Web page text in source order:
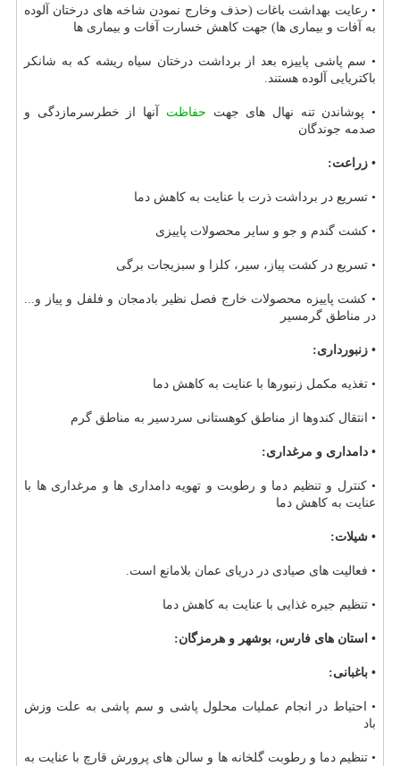
• رعایت بهداشت باغات (حذف وخارج نمودن شاخه های درختان آلوده
به آفات و بیماری ها) جهت كاهش خسارت آفات و بیماری ها
• سم پاشی پاییزه بعد از برداشت درختان سیاه ریشه كه به شانكر
باكتریایی آلوده هستند.
• پوشاندن تنه نهال های جهت حفاظت آنها از خطرسرمازدگی و
صدمه جوندگان
• زراعت:
• تسریع در برداشت ذرت با عنایت به كاهش دما
• كشت گندم و جو و سایر محصولات پاییزی
• تسریع در كشت پیاز، سیر، كلزا و سبزیجات برگی
• كشت پاییزه محصولات خارج فصل نظیر بادمجان و فلفل و پیاز و...
در مناطق گرمسیر
• زنبورداری:
• تغذیه مكمل زنبورها با عنایت به كاهش دما
• انتقال كندوها از مناطق كوهستانی سردسیر به مناطق گرم
• دامداری و مرغداری:
• كنترل و تنظیم دما و رطوبت و تهویه دامداری ها و مرغداری ها با
عنایت به كاهش دما
• شیلات:
• فعالیت های صیادی در دریای عمان بلامانع است.
• تنظیم جیره غذایی با عنایت به كاهش دما
• استان های فارس، بوشهر و هرمزگان:
• باغبانی:
• احتیاط در انجام عملیات محلول پاشی و سم پاشی به علت وزش
باد
• تنظیم دما و رطوبت گلخانه ها و سالن های پرورش قارچ با عنایت به